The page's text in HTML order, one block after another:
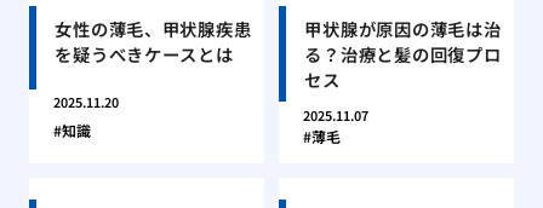
女性の薄毛、甲状腺疾患
を疑うべきケースとは
2025.11.20
知識
甲状腺が原因の薄毛は治
る？治療と髪の回復プロ
セス
2025.11.07
薄毛